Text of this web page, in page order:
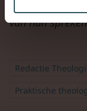
van hun
Redactie
Praktische